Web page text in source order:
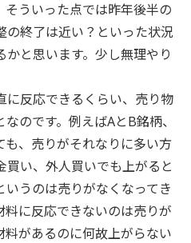
ういった点では昨年後半の
終了は近い？といった状況
と思います。少し無理やり
反応できるくらい、売り物
のです。例えばAとB銘柄、
、売りがそれなりに多い方
い、外人買いでも上がると
うのは売りがなくなってき
に反応できないのは売りが
があるのに何故上がらない